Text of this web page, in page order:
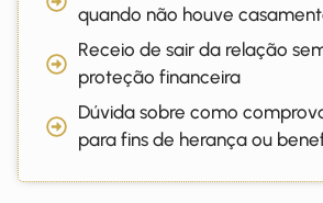
quando não houve
Receio de sair da relação
proteção financeira
Dúvida sobre como
para fins de herança ou